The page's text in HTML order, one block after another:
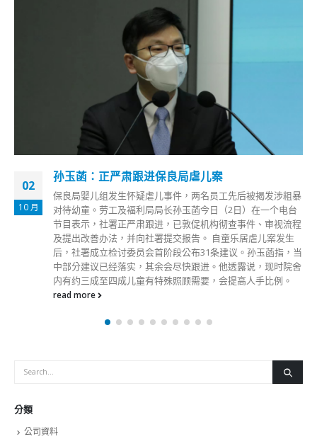
02
10 月
孙玉菡：正严肃跟进保良局虐儿案
保良局婴儿组发生怀疑虐儿事件，两名员工先后被揭发涉粗暴
对待幼童。劳工及褔利局局长孙玉菡今日（2日）在一个电台
节目表示，社署正严肃跟进，已敦促机构彻查事件、审视流程
及提出改善办法，并向社署提交报告。 自童乐居虐儿案发生
后，社署成立检讨委员会首阶段公布31条建议。孙玉菡指，当
中部分建议已经落实，其余会尽快跟进。他透露说，现时院舍
内有约三成至四成儿童有特殊照顾需要，会提高人手比例。
read more
分類
公司資料